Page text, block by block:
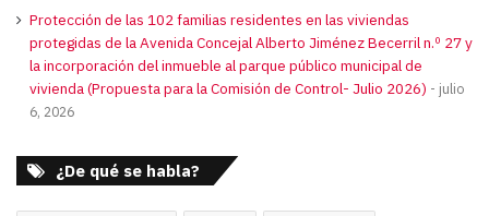
Protección de las 102 familias residentes en las viviendas
protegidas de la Avenida Concejal Alberto Jiménez Becerril n.º 27 y
la incorporación del inmueble al parque público municipal de
vivienda (Propuesta para la Comisión de Control- Julio 2026)
julio
6, 2026
¿De qué se habla?